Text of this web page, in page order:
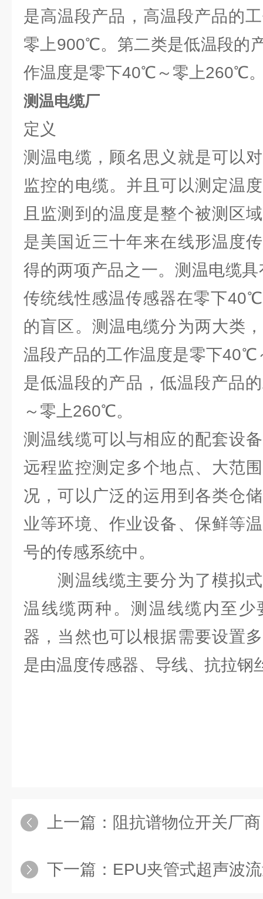
是高温段产品，高温段产品的
零上900℃。第二类是低温段的
作温度是零下40℃～零上260℃
测温电缆厂
定义
测温电缆，顾名思义就是可以
监控的电缆。并且可以测定温
且监测到的温度是整个被测区
是美国近三十年来在线形温度
得的两项产品之一。测温电缆
传统线性感温传感器在零下
的盲区。测温电缆分为两大类
温段产品的工作温度是零下
是低温段的产品，低温段产品
～零上260℃。
测温线缆可以与相应的配套设
远程监控测定多个地点、大范
况，可以广泛的运用到各类仓
业等环境、作业设备、保鲜等
号的传感系统中。
测温线缆主要分为了模拟式
温线缆两种。测温线缆内至少
器，当然也可以根据需要设置
是由温度传感器、导线、抗拉钢
上一篇： 阻抗谱物位开关厂商
下一篇： EPU夹管式超声波